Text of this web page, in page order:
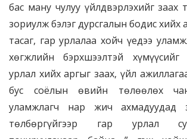
бас ману чулуу үйлдвэрлэхийг заах
зориулж бэлэг дурсгалын бодис хийх
тасаг, гар урлалаа хойч үедээ
хөгжлийн бэрхшээлтэй
урлал хийх аргыг заах, үйл
бус соёлын өвийн төлөөлөх
уламжлагч нар жич ахмадуудад
төлбөргүйгээр гар урлал